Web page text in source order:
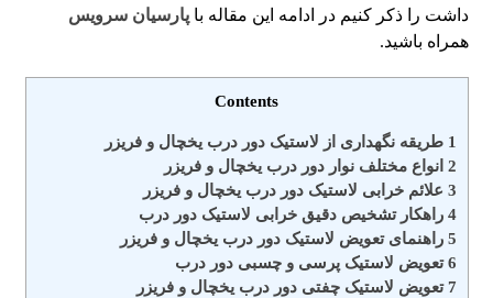
داشت را ذکر کنیم در ادامه این مقاله باپارسیان سرویس
همراه باشید.
Contents
1 طریقه نگهداری از لاستیک دور درب یخچال و فریزر
2 انواع مختلف نوار دور درب یخچال و فریزر
3 علائم خرابی لاستیک دور درب یخچال و فریزر
4 راهکار تشخیص دقیق خرابی لاستیک دور درب
5 راهنمای تعویض لاستیک دور درب یخچال و فریزر
6تعویض لاستیک پرسی و چسبی دور درب
7تعویض لاستیک چفتی دور درب یخچال و فریزر